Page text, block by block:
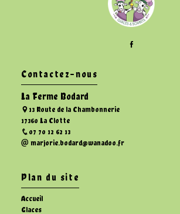
Contactez-nous
La Ferme Bodard
13 Route de la Chambonnerie
17360 La Clotte
07 70 12 62 13
marjorie.bodard@wanadoo.fr
Plan du site
Accueil
Glaces